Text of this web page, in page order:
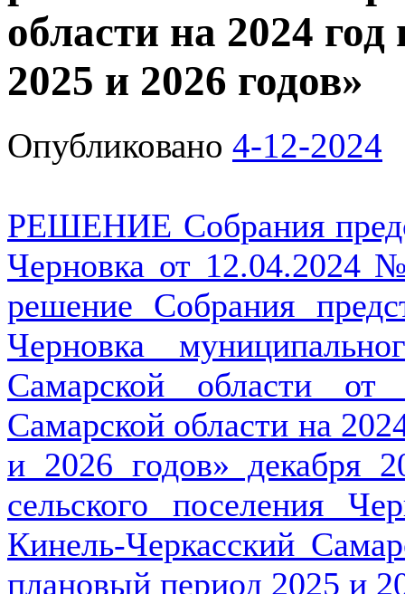
области на 2024
2025 и 2026 годов»
Опубликовано 4-12-2024
РЕШЕНИЕ Собрания
Черновка от 12.04.2024
решение Собрания
Черновка
Самарской области от
Самарской области на
и 2026 годов»
сельского поселения
Кинель-Черкасский
плановый период 2025 и